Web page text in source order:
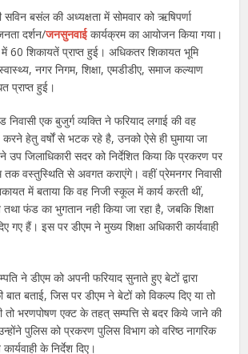
सविन बसंल की अध्यक्षता में सोमवार को ऋषिपर्णा
दर्शन/जनसुनवाईकार्यक्रम का आयोजन किया गया।
में 60 शिकायतें प्राप्त हुई। अधिकतर शिकायत भूमि
नगर निगम, शिक्षा, एमडीडीए, समाज कल्याण
प्राप्त हुई।
निवासी एक बुजुर्ग व्यक्ति ने फरियाद लगाई की वह
करने हेतु वर्षों से भटक रहे है, उनको ऐसे ही घुमाया जा
उप जिलाधिकारी सदर को निर्देशित किया कि प्रकरण पर
तक वस्तुस्थिति से अवगत कराएंगे। वहीं प्रेमनगर निवासी
में बताया कि वह निजी स्कूल में कार्य करती थीं,
फंड का भुगतान नही किया जा रहा है, जबकि शिक्षा
गए हैं। इस पर डीएम ने मुख्य शिक्षा अधिकारी कार्यवाही
ने डीएम को अपनी फरियाद सुनाते हुए बेटों द्वारा
बताई, जिस पर डीएम ने बेटों को विकल्प दिए या तो
तो भरणपोषण एक्ट के तहत् सम्पत्ति से बदर किये जाने की
पुलिस को प्रकरण पुलिस विभाग को वरिष्ठ नागरिक
के निर्देश दिए।